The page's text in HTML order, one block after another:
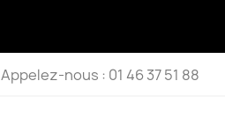
Appelez-nous : 01 46 37 51 88